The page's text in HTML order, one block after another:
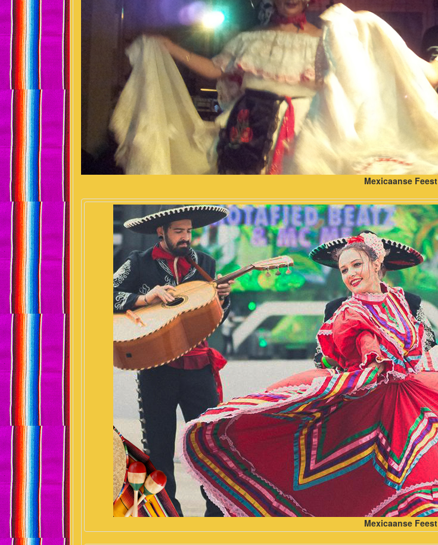
Mexicaanse Feest
Mexicaanse Feest